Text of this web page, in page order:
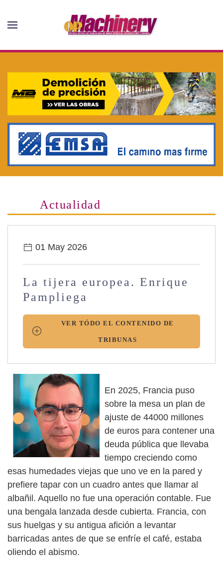
Skip to main content
Actualidad
01 May 2026
La tijera europea. Enrique
Pampliega
VER TÓDO EL CONTENIDO DE
TRIBUNAS
En 2025, Francia puso
sobre la mesa un plan de
ajuste de 44000 millones
de euros para contener una
deuda pública que llevaba
tiempo creciendo como
esas humedades viejas que uno ve en la pared y
prefiere tapar con un cuadro antes que llamar al
albañil. Aquello no fue una operación contable. Fue
una bengala lanzada desde cubierta. Francia, con
sus huelgas y su antigua afición a levantar
barricadas antes de que se enfríe el café, estaba
oliendo el abismo.